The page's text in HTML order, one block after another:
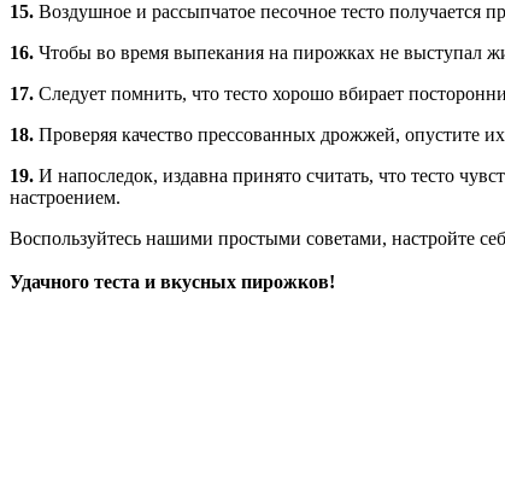
15. Воздушное и рассыпчатое песочное тесто получается
16. Чтобы во время выпекания на пирожках не выступал
17. Следует помнить, что тесто хорошо вбирает
18. Проверяя качество прессованных дрожжей, опустите
19. И напоследок, издавна принято считать, что тесто
настроением.
Воспользуйтесь нашими простыми советами, настройте
Удачного теста и вкусных пирожков!